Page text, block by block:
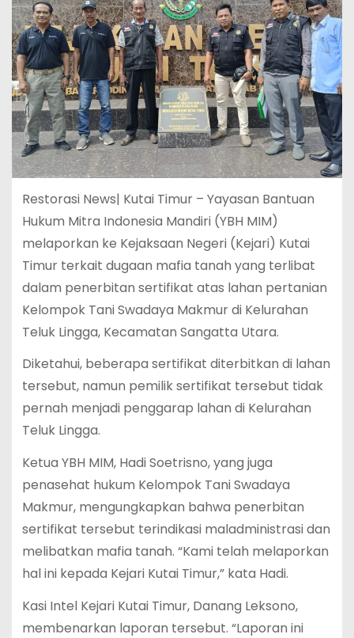
Restorasi News| Kutai Timur – Yayasan Bantuan
Hukum Mitra Indonesia Mandiri (YBH MIM)
melaporkan ke Kejaksaan Negeri (Kejari) Kutai
Timur terkait dugaan mafia tanah yang terlibat
dalam penerbitan sertifikat atas lahan pertanian
Kelompok Tani Swadaya Makmur di Kelurahan
Teluk Lingga, Kecamatan Sangatta Utara.
Diketahui, beberapa sertifikat diterbitkan di lahan
tersebut, namun pemilik sertifikat tersebut tidak
pernah menjadi penggarap lahan di Kelurahan
Teluk Lingga.
Ketua YBH MIM, Hadi Soetrisno, yang juga
penasehat hukum Kelompok Tani Swadaya
Makmur, mengungkapkan bahwa penerbitan
sertifikat tersebut terindikasi maladministrasi dan
melibatkan mafia tanah. “Kami telah melaporkan
hal ini kepada Kejari Kutai Timur,” kata Hadi.
Kasi Intel Kejari Kutai Timur, Danang Leksono,
membenarkan laporan tersebut. “Laporan ini